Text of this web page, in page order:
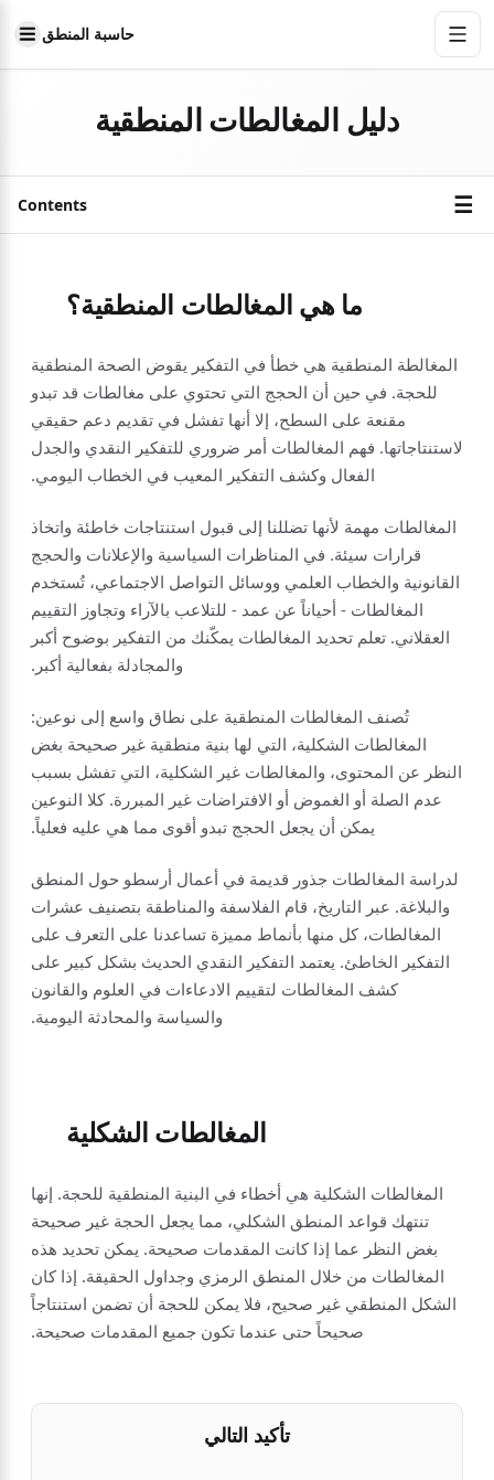
حاسبة المنطق
دليل المغالطات المنطقية
☰
Contents
ما هي المغالطات المنطقية؟
المغالطة المنطقية هي خطأ في التفكير يقوض الصحة المنطقية
للحجة. في حين أن الحجج التي تحتوي على مغالطات قد تبدو
مقنعة على السطح، إلا أنها تفشل في تقديم دعم حقيقي
لاستنتاجاتها. فهم المغالطات أمر ضروري للتفكير النقدي والجدل
الفعال وكشف التفكير المعيب في الخطاب اليومي.
المغالطات مهمة لأنها تضللنا إلى قبول استنتاجات خاطئة واتخاذ
قرارات سيئة. في المناظرات السياسية والإعلانات والحجج
القانونية والخطاب العلمي ووسائل التواصل الاجتماعي، تُستخدم
المغالطات - أحياناً عن عمد - للتلاعب بالآراء وتجاوز التقييم
العقلاني. تعلم تحديد المغالطات يمكّنك من التفكير بوضوح أكبر
والمجادلة بفعالية أكبر.
تُصنف المغالطات المنطقية على نطاق واسع إلى نوعين:
المغالطات الشكلية، التي لها بنية منطقية غير صحيحة بغض
النظر عن المحتوى، والمغالطات غير الشكلية، التي تفشل بسبب
عدم الصلة أو الغموض أو الافتراضات غير المبررة. كلا النوعين
يمكن أن يجعل الحجج تبدو أقوى مما هي عليه فعلياً.
لدراسة المغالطات جذور قديمة في أعمال أرسطو حول المنطق
والبلاغة. عبر التاريخ، قام الفلاسفة والمناطقة بتصنيف عشرات
المغالطات، كل منها بأنماط مميزة تساعدنا على التعرف على
التفكير الخاطئ. يعتمد التفكير النقدي الحديث بشكل كبير على
كشف المغالطات لتقييم الادعاءات في العلوم والقانون
والسياسة والمحادثة اليومية.
المغالطات الشكلية
المغالطات الشكلية هي أخطاء في البنية المنطقية للحجة. إنها
تنتهك قواعد المنطق الشكلي، مما يجعل الحجة غير صحيحة
بغض النظر عما إذا كانت المقدمات صحيحة. يمكن تحديد هذه
المغالطات من خلال المنطق الرمزي وجداول الحقيقة. إذا كان
الشكل المنطقي غير صحيح، فلا يمكن للحجة أن تضمن استنتاجاً
صحيحاً حتى عندما تكون جميع المقدمات صحيحة.
تأكيد التالي